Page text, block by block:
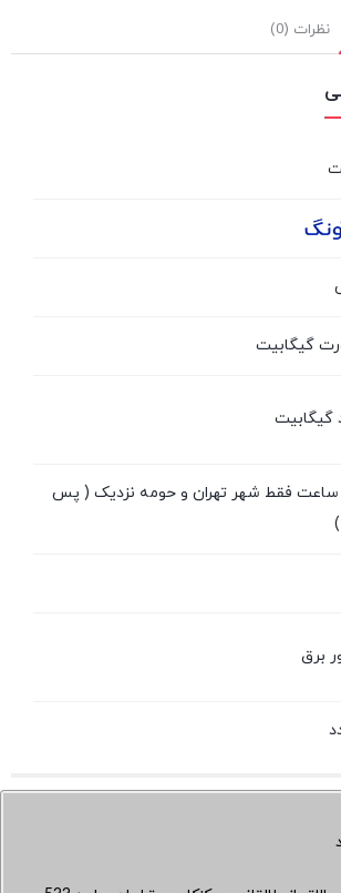
نظرات (0)
زیر 3 ساعت فقط شهر تهران و حومه نزدیک ( پس
برق